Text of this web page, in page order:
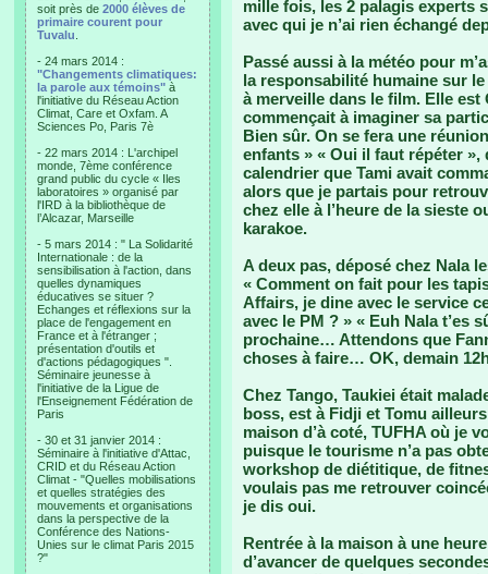
soit près de 2000 élèves de
primaire courent pour
Tuvalu
- 24 mars 2014 :
"Changements climatiques:
la parole aux témoins" à
l'initiative du Réseau Action
Climat, Care et Oxfam. A
Sciences Po, Paris 7è
- 22 mars 2014 : L'archipel
monde, 7ème conférence
grand public du cycle « Iles
laboratoires » organisé par
l'IRD à la bibliothèque de
l’Alcazar, Marseille
- 5 mars 2014 : " La Solidarité
Internationale : de la
sensibilisation à l'action, dans
quelles dynamiques
éducatives se situer ?
Echanges et réflexions sur la
place de l'engagement en
France et à l'étranger ;
présentation d'outils et
d'actions pédagogiques ".
Séminaire jeunesse à
l'initiative de la Ligue de
l'Enseignement Fédération de
Paris
- 30 et 31 janvier 2014 :
Séminaire à l'initiative d'Attac,
CRID et du Réseau Action
Climat - "Quelles mobilisations
et quelles stratégies des
mouvements et organisations
dans la perspective de la
Conférence des Nations-
Unies sur le climat Paris 2015
?"
mille fois, les 2 palagis experts
avec qui je n’ai rien échangé
Passé aussi à la météo pour
la responsabilité humaine sur
à merveille dans le film. Elle
commençait à imaginer sa
Bien sûr. On se fera une
enfants » « Oui il faut répéter »,
calendrier que Tami avait
alors que je partais pour
chez elle à l’heure de la sieste
karakoe.
A deux pas, déposé chez Nala
« Comment on fait pour les
Affairs, je dine avec le service
avec le PM ? » « Euh Nala t’es
prochaine… Attendons que
choses à faire… OK, demain
Chez Tango, Taukiei était
boss, est à Fidji et Tomu
maison d’à coté, TUFHA où je
puisque le tourisme n’a pas
workshop de diétitique, de
voulais pas me retrouver
je dis oui.
Rentrée à la maison à une
d’avancer de quelques